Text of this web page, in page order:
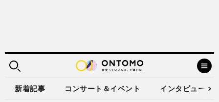
新着記事 コンサート＆イベント インタビュー